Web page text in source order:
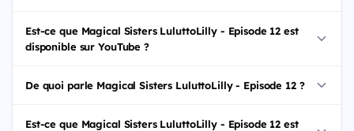
Est-ce que Magical Sisters LuluttoLilly - Episode 12 est
disponible sur YouTube ?
De quoi parle Magical Sisters LuluttoLilly - Episode 12 ?
Est-ce que Magical Sisters LuluttoLilly - Episode 12 est